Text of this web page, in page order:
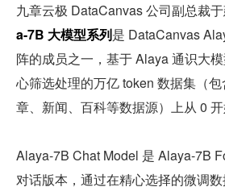
九章云极 DataCanvas 公司副总裁于
a-7B 大模型系列是 DataCanvas
阵的成员之一，基于 Alaya 通识大
心筛选处理的万亿 token 数据集（
章、新闻、百科等数据源）上从 0 开
Alaya-7B Chat Model 是 Alaya-7B
对话版本，通过在精心选择的微调